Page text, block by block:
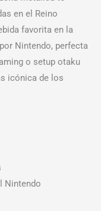
en el Reino
favorita en la
Nintendo, perfecta
o setup otaku
icónica de los
Nintendo